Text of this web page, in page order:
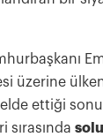
üzerine
ettiği
sırasında